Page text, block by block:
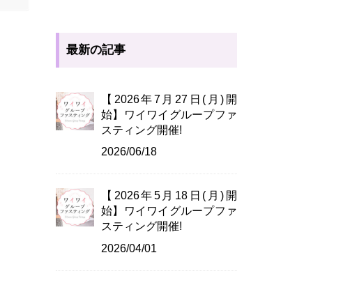
最新の記事
【2026年7月27日(月)開
始】ワイワイグループファ
スティング開催!
2026/06/18
【2026年5月18日(月)開
始】ワイワイグループファ
スティング開催!
2026/04/01